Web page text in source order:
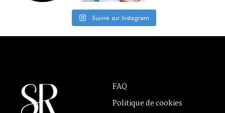
Suivre sur Instagram
FAQ
Politique de cookies